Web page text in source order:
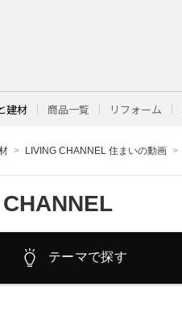
建材 商品一覧 リフォーム
LIVING CHANNEL 住まいの動画
テーマで探す